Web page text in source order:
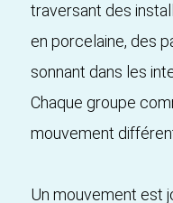
traversant des
en porcelaine, des
sonnant dans les
Chaque groupe
mouvement
Un mouvement est